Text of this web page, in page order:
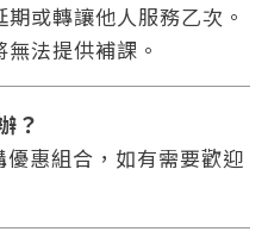
或轉讓他人服務乙次。
法提供補課。
？
惠組合，如有需要歡迎